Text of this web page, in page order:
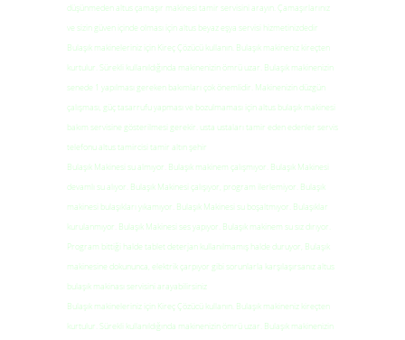
düşünmeden altus çamaşır makinesi tamir servisini arayın. Çamaşırlarınız
ve sizin güven içinde olması için altus beyaz eşya servisi hizmetinizdedir
Bulaşık makineleriniz için Kireç Çözücü kullanın. Bulaşık makineniz kireçten
kurtulur. Sürekli kullanıldığında makinenizin ömrü uzar. Bulaşık makinenizin
senede 1 yapılması gereken bakımları çok önemlidir. Makinenizin düzgün
çalışması, güç tasarrufu yapması ve bozulmaması için altus bulaşık makinesi
bakım servisine gösterilmesi gerekir. usta ustaları tamir eden edenler servis
telefonu altus tamircisi tamir altın şehir
Bulaşık Makinesi su almıyor. Bulaşık makinem çalışmıyor. Bulaşık Makinesi
devamlı su alıyor. Bulaşık Makinesi çalışıyor, program ilerlemiyor. Bulaşık
makinesi bulaşıkları yıkamıyor. Bulaşık Makinesi su boşaltmıyor. Bulaşıklar
kurulanmıyor. Bulaşık Makinesi ses yapıyor. Bulaşık makinem su sız dırıyor.
Program bittiği halde tablet deterjan kullanılmamış halde duruyor, Bulaşık
makinesine dokununca, elektrik çarpıyor gibi sorunlarla karşılaşırsanız altus
bulaşık makinası servisini arayabilirsiniz
Bulaşık makineleriniz için Kireç Çözücü kullanın. Bulaşık makineniz kireçten
kurtulur. Sürekli kullanıldığında makinenizin ömrü uzar. Bulaşık makinenizin